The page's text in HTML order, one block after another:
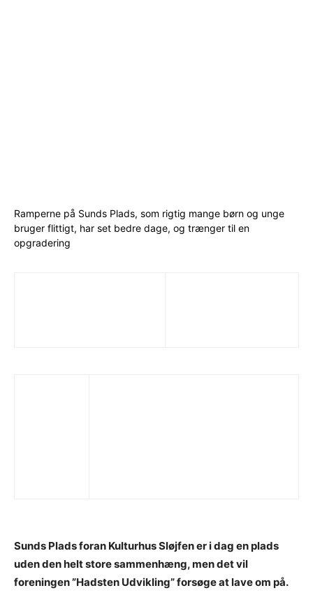
Ramperne på Sunds Plads, som rigtig mange børn og unge
bruger flittigt, har set bedre dage, og trænger til en
opgradering
Sunds Plads foran Kulturhus Sløjfen er i dag en plads
uden den helt store sammenhæng, men det vil
foreningen ”Hadsten Udvikling” forsøge at lave om på.